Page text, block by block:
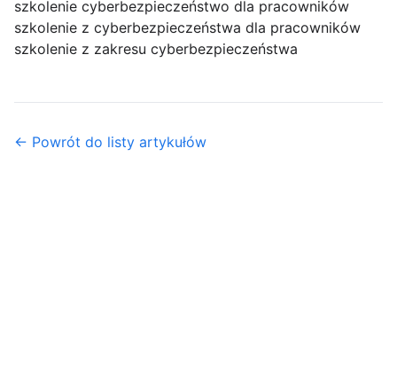
szkolenie cyberbezpieczeństwo dla pracowników
szkolenie z cyberbezpieczeństwa dla pracowników
szkolenie z zakresu cyberbezpieczeństwa
← Powrót do listy artykułów